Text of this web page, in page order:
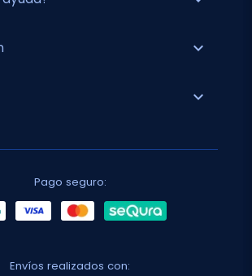
expand_more
expand_more
Pago seguro:
Envíos realizados con: